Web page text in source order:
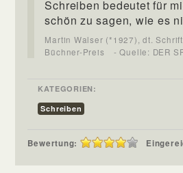
Schreiben bedeutet für
schön zu sagen, wie es
Martin Walser (*1927), dt.
Büchner-Preis
- Quelle: DER
KATEGORIEN:
Schreiben
Bewertung: